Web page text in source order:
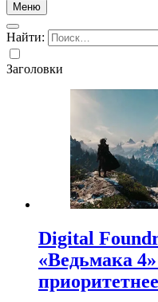
Меню
Найти:
Заголовки
Digital
«Ведьмака